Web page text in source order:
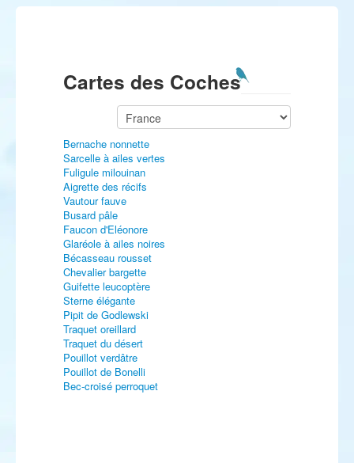
Cartes des Coches
Bernache nonnette
Sarcelle à ailes vertes
Fuligule milouinan
Aigrette des récifs
Vautour fauve
Busard pâle
Faucon d'Eléonore
Glaréole à ailes noires
Bécasseau rousset
Chevalier bargette
Guifette leucoptère
Sterne élégante
Pipit de Godlewski
Traquet oreillard
Traquet du désert
Pouillot verdâtre
Pouillot de Bonelli
Bec-croisé perroquet